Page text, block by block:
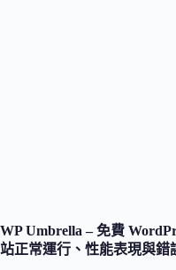
WP Umbrella – 免費
站正常運行、性能表現與錯